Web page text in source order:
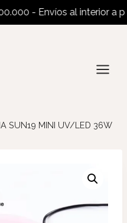
- Envíos al interior a
SUN19 MINI UV/LED 36W